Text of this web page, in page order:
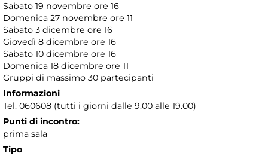
Sabato 19 novembre ore 16
Domenica 27 novembre ore 11
Sabato 3 dicembre ore 16
Giovedì 8 dicembre ore 16
Sabato 10 dicembre ore 16
Domenica 18 dicembre ore 11
Gruppi di massimo 30 partecipanti
Informazioni
Tel. 060608 (tutti i giorni dalle 9.00 alle 19.00)
Punti di incontro:
prima sala
Tipo